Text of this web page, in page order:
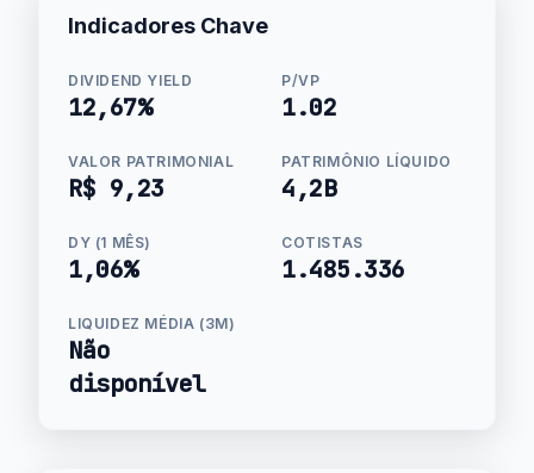
Indicadores Chave
DIVIDEND YIELD
12,67%
P/VP
1.02
VALOR PATRIMONIAL
R$ 9,23
PATRIMÔNIO LÍQUIDO
4,2B
DY (1 MÊS)
1,06%
COTISTAS
1.485.336
LIQUIDEZ MÉDIA (3M)
Não
disponível